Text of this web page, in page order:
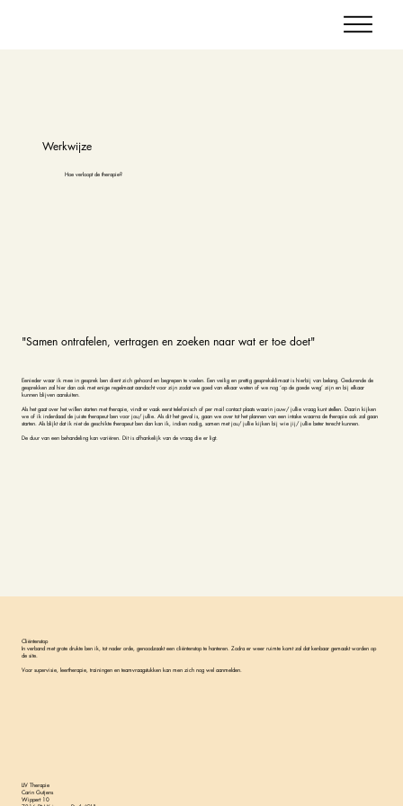
Werkwijze
Hoe verloopt de therapie?
"Samen ontrafelen, vertragen en zoeken naar wat er toe doet"
Eenieder waar ik mee in gesprek ben dient zich gehoord en begrepen te voelen. Een veilig en prettig gespreksklimaat is hierbij van belang. Gedurende de
gesprekken zal hier dan ook met enige regelmaat aandacht voor zijn zodat we goed van elkaar weten of we nog ‘op de goede weg’ zijn en bij elkaar
kunnen blijven aansluiten.
Als het gaat over het willen starten met therapie, vindt er vaak eerst telefonisch of per mail contact plaats waarin jouw/ jullie vraag kunt stellen. Daarin kijken
we of ik inderdaad de juiste therapeut ben voor jou/ jullie. Als dit het geval is, gaan we over tot het plannen van een intake waarna de therapie ook zal gaan
starten. Als blijkt dat ik niet de geschikte therapeut ben dan kan ik, indien nodig, samen met jou/ jullie kijken bij wie jij/ jullie beter terecht kunnen.
De duur van een behandeling kan variëren. Dit is afhankelijk van de vraag die er ligt.
Cliëntenstop
In verband met grote drukte ben ik, tot nader orde, genoodzaakt een cliëntenstop te hanteren. Zodra er weer ruimte komt zal dat kenbaar gemaakt worden op
de site.
Voor supervisie, leertherapie, trainingen en teamvraagstukken kan men zich nog wel aanmelden.
LIV Therapie
Carin Gutjens
Wippert 10